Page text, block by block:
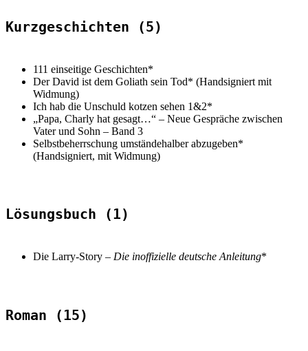
Kurzgeschichten (5)
111 einseitige Geschichten*
Der David ist dem Goliath sein Tod* (Handsigniert mit
Widmung)
Ich hab die Unschuld kotzen sehen 1&2*
„Papa, Charly hat gesagt…“ – Neue Gespräche zwischen
Vater und Sohn – Band 3
Selbstbeherrschung umständehalber abzugeben*
(Handsigniert, mit Widmung)
Lösungsbuch (1)
Die Larry-Story – Die inoffizielle deutsche Anleitung*
Roman (15)